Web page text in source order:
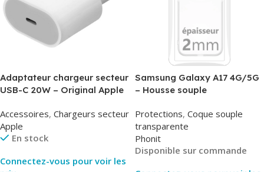
Adaptateur chargeur secteur
USB-C 20W – Original Apple
Accessoires, Chargeurs secteur
Apple
En stock
Connectez-vous pour voir les
Samsung Galaxy A17 4G/5G
– Housse souple
Protections, Coque souple
transparente
Phonit
Disponible sur commande